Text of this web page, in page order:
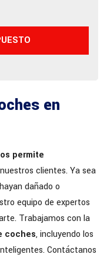
en
permite
clientes. Ya sea
dañado o
equipo de expertos
Trabajamos con la
coches, incluyendo los
Contáctanos